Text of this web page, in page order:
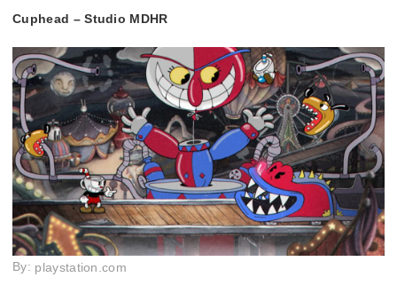
Cuphead – Studio MDHR
By: playstation.com